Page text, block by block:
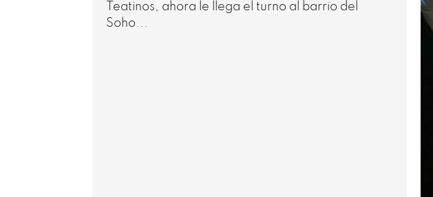
Teatinos, ahora le llega el turno al barrio del
Soho...